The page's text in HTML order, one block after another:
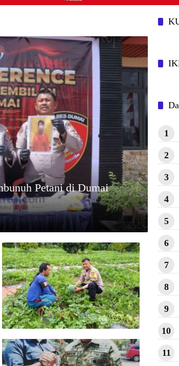
Puluhan Juta Rupiah
Petani di Dumai
1
2
3
4
5
6
7
8
9
10
11